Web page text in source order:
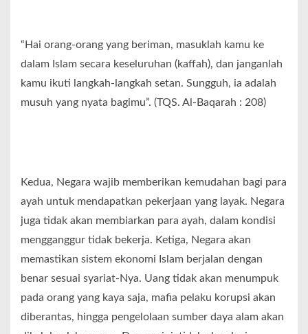
“Hai orang-orang yang beriman, masuklah kamu ke
dalam Islam secara keseluruhan (kaffah), dan janganlah
kamu ikuti langkah-langkah setan. Sungguh, ia adalah
musuh yang nyata bagimu”. (TQS. Al-Baqarah : 208)
Kedua, Negara wajib memberikan kemudahan bagi para
ayah untuk mendapatkan pekerjaan yang layak. Negara
juga tidak akan membiarkan para ayah, dalam kondisi
mengganggur tidak bekerja. Ketiga, Negara akan
memastikan sistem ekonomi Islam berjalan dengan
benar sesuai syariat-Nya. Uang tidak akan menumpuk
pada orang yang kaya saja, mafia pelaku korupsi akan
diberantas, hingga pengelolaan sumber daya alam akan